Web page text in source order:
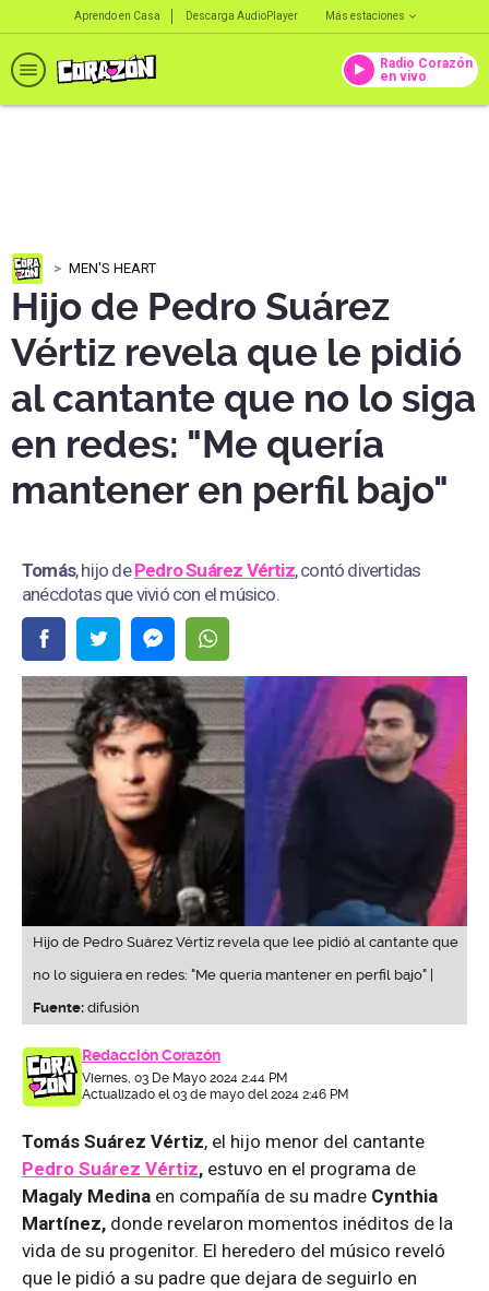
Aprendo en Casa Descarga AudioPlayer Más estaciones
Radio Corazón
en vivo
MEN'S HEART
Hijo de Pedro Suárez
Vértiz revela que le pidió
al cantante que no lo siga
en redes: "Me quería
mantener en perfil bajo"
Tomás, hijo dePedro Suárez Vértiz, contó divertidas
anécdotas que vivió con el músico.
Hijo de Pedro Suárez Vértiz revela que lee pidió al cantante que
no lo siguiera en redes: "Me quería mantener en perfil bajo" |
Fuente: difusión
Redacción Corazón
Viernes, 03 De Mayo 2024 2:44 PM
Actualizado el 03 de mayo del 2024 2:46 PM
Tomás Suárez Vértiz, el hijo menor del cantante
Pedro Suárez Vértiz, estuvo en el programa de
Magaly Medina en compañía de su madre Cynthia
Martínez, donde revelaron momentos inéditos de la
vida de su progenitor. El heredero del músico reveló
que le pidió a su padre que dejara de seguirlo en